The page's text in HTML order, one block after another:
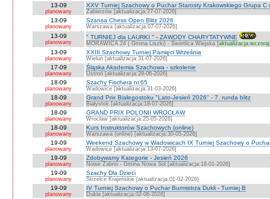
13-09
planowany
XXV Turniej Szachowy o Puchar Starosty Krakowskiego Grupa C
Zabierzów [aktualizacja:27-07-2026]
13-09
planowany
Szansa Chess Open Blitz 2026
Warszawa [aktualizacja:07-07-2026]
13-09
planowany
" TURNIEJ dla LAURKI " - ZAWODY CHARYTATYWNE
MORAWICA 24 ( Gmina Liszki) - Świetlica Wiejska [
13-09
planowany
XXIII Szachowy Turniej Pamięci Września
Wieluń [aktualizacja:31-07-2026]
17-09
planowany
Śląska Akademia Szachowa - szkolenie
Ustroń [aktualizacja:28-06-2026]
18-09
planowany
Szachy Fischera nr.65
Wadowice [aktualizacja:31-03-2026]
18-09
planowany
Grand Prix Białegostoku "Lato-Jesień 2026" - 7. runda blitz
Białystok [aktualizacja:18-07-2026]
18-09
planowany
GRAND PRIX POLONII WROCŁAW
Wrocław [aktualizacja:25-05-2026]
18-09
planowany
Kurs Instruktorów Szachowych (online)
Warszawa (online) [aktualizacja:30-05-2026]
19-09
planowany
Weekend Szachowy w Wadowicach IX Turniej Szachowy o
Wadowice [aktualizacja:13-07-2026]
19-09
planowany
Zdobywamy Kategorie - Jesień 2026
Nowe Żabno - Gmina Nowa Sól [aktualizacja:18-01-2026]
19-09
planowany
Szachy Dla Dzieci
Strzelce Krajeńskie [aktualizacja:01-02-2026]
19-09
planowany
IV Turniej Szachowy o Puchar Burmistrza Dukli - Turniej B
Dukla [aktualizacja:02-06-2026]